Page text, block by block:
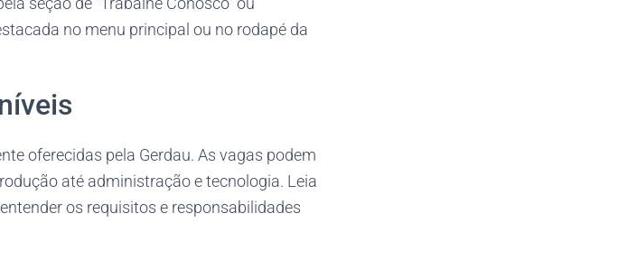
no menu principal ou no rodapé da
oferecidas pela Gerdau. As vagas podem
até administração e tecnologia. Leia
os requisitos e responsabilidades